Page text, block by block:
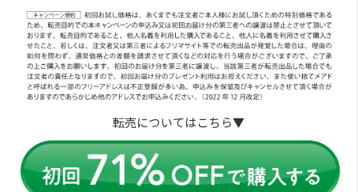
転売についてはこちら▼